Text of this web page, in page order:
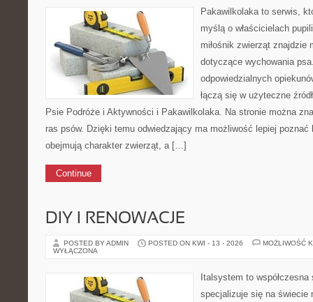
Pakawilkolaka to serwis,
myślą o właścicielach
miłośnik zwierząt znajdzie
dotyczące wychowania
odpowiedzialnych
łączą się w użyteczne
Psie Podróże i Aktywności i Pakawilkolaka. Na stronie można
ras psów. Dzięki temu odwiedzający ma możliwość lepiej poznać
obejmują charakter zwierząt, a […]
Continue
DIY I RENOWACJE
POSTED BY ADMIN POSTED ON KWI - 13 - 2026
MOŻLIWOŚĆ
WYŁĄCZONA
Italsystem to
specjalizuje się na świecie